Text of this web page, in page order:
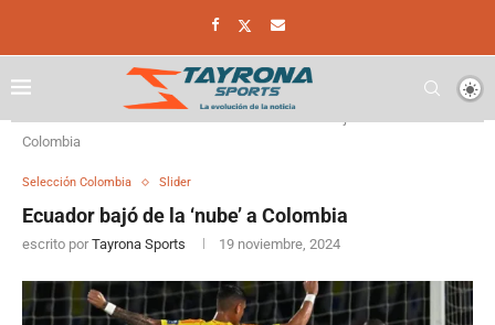
Colombia
Selección Colombia Slider
Ecuador bajó de la ‘nube’ a Colombia
escrito por Tayrona Sports 19 noviembre, 2024